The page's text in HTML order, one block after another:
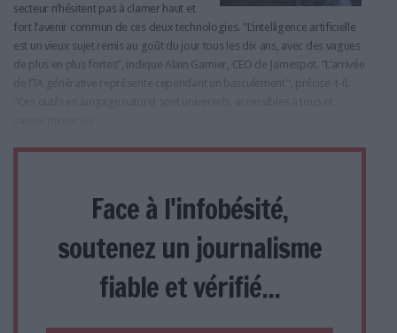
secteur n’hésitent pas à clamer haut et
fort l’avenir commun de ces deux technologies. "L’intelligence artificielle
est un vieux sujet remis au goût du jour tous les dix ans, avec des vagues
de plus en plus fortes", indique Alain Garnier, CEO de Jamespot. "L’arrivée
de l’IA générative représente cependant un basculement", précise-t-il.
Face à l'infobésité,
soutenez un journalisme
fiable et vérifié...